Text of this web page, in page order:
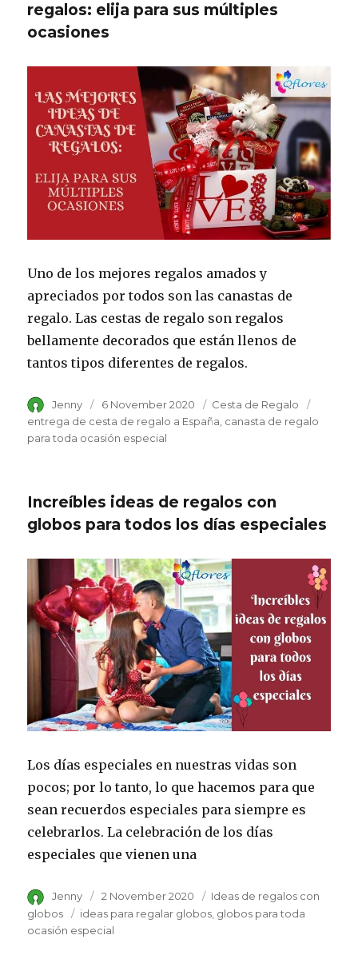
regalos: elija para sus múltiples
ocasiones
Uno de los mejores regalos amados y
apreciados por todos son las canastas de
regalo. Las cestas de regalo son regalos
bellamente decorados que están llenos de
tantos tipos diferentes de regalos.
Author
Jenny
Posted
on
6 November 2020 Category
Cesta de Regalo
entrega de cesta de regalo a España canasta de regalo
para toda ocasión especial
Increíbles ideas de regalos con
globos para todos los días especiales
Los días especiales en nuestras vidas son
pocos; por lo tanto, lo que hacemos para que
sean recuerdos especiales para siempre es
celebrarlos. La celebración de los días
especiales que vienen una
Author
Jenny
Posted
on
2 November 2020 Category
Ideas de regalos con
globos
Tags
ideas para regalar globos globos para toda
ocasión especial